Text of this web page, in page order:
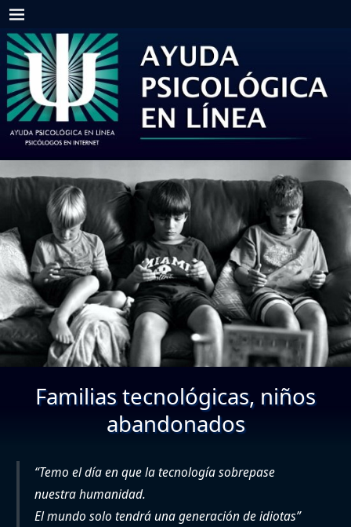
Familias tecnológicas, niños
abandonados
“Temo el día en que la tecnología sobrepase
nuestra humanidad.
El mundo solo tendrá una generación de idiotas”